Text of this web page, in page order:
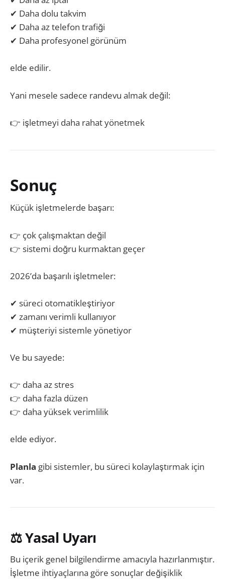
✔ Daha dolu takvim
✔ Daha az telefon trafiği
✔ Daha profesyonel görünüm
elde edilir.
Yani mesele sadece randevu almak değil:
👉 işletmeyi daha rahat yönetmek
Sonuç
Küçük işletmelerde başarı:
👉 çok çalışmaktan değil
👉 sistemi doğru kurmaktan geçer
2026’da başarılı işletmeler:
✔ süreci otomatikleştiriyor
✔ zamanı verimli kullanıyor
✔ müşteriyi sistemle yönetiyor
Ve bu sayede:
👉 daha az stres
👉 daha fazla düzen
👉 daha yüksek verimlilik
elde ediyor.
Planla gibi sistemler, bu süreci kolaylaştırmak için
var.
⚖️ Yasal Uyarı
Bu içerik genel bilgilendirme amacıyla hazırlanmıştır.
İşletme ihtiyaçlarına göre sonuçlar değişiklik